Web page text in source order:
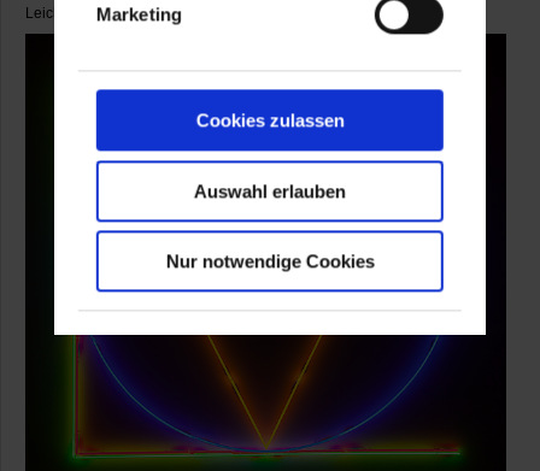
Marketing
Cookies zulassen
Auswahl erlauben
Nur notwendige Cookies
Leichtigkeit und hintergründigem Humor zu schaffen.